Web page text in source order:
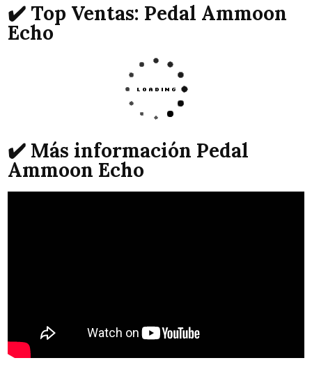
✔️ Top Ventas: Pedal Ammoon
Echo
✔️ Más información Pedal
Ammoon Echo